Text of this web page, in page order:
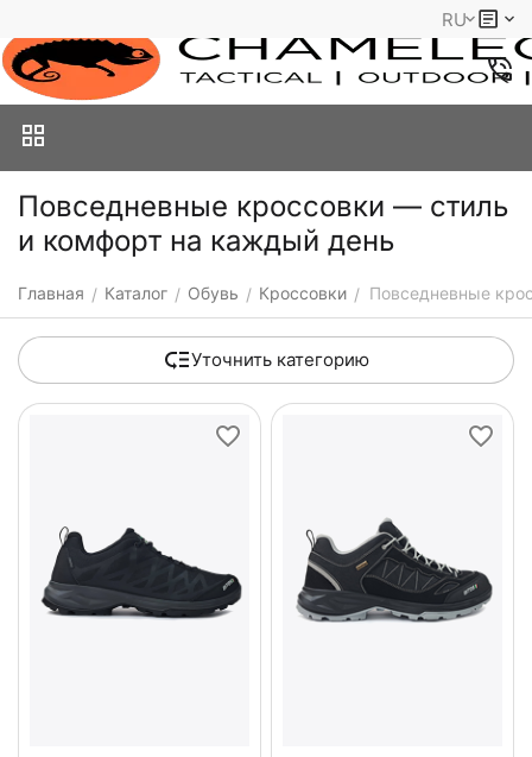
RU
Повседневные кроссовки — стиль
и комфорт на каждый день
Главная / Каталог / Обувь / Кроссовки / Повседневные
Уточнить категорию